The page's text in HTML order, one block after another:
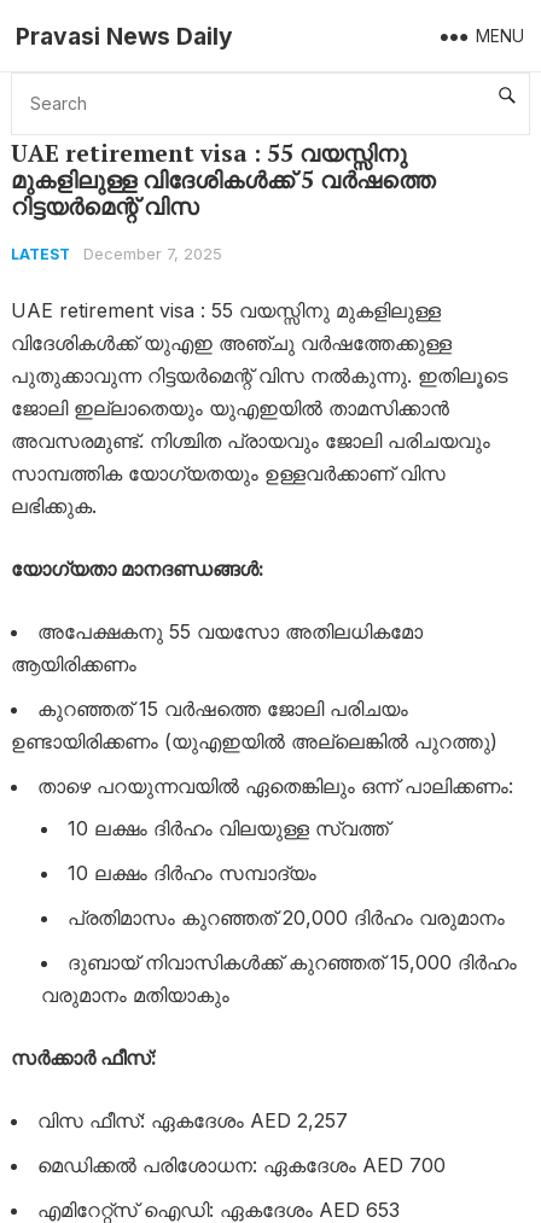
Pravasi News Daily MENU
Home Latest UAE retirement visa : 55 വയസ്സിനു മുകളിലുള്ള വിദേശികൾക്ക് 5 വർഷത്തെ റിട്ടയർമെന്റ് വിസ
UAE retirement visa : 55 വയസ്സിനു
മുകളിലുള്ള വിദേശികൾക്ക് 5 വർഷത്തെ
റിട്ടയർമെന്റ് വിസ
LATEST December 7, 2025
UAE retirement visa : 55 വയസ്സിനു മുകളിലുള്ള
വിദേശികൾക്ക് യുഎഇ അഞ്ചു വർഷത്തേക്കുള്ള
പുതുക്കാവുന്ന റിട്ടയർമെന്റ് വിസ നൽകുന്നു. ഇതിലൂടെ
ജോലി ഇല്ലാതെയും യുഎഇയിൽ താമസിക്കാൻ
അവസരമുണ്ട്. നിശ്ചിത പ്രായവും ജോലി പരിചയവും
സാമ്പത്തിക യോഗ്യതയും ഉള്ളവർക്കാണ് വിസ
ലഭിക്കുക.
യോഗ്യതാ മാനദണ്ഡങ്ങൾ:
അപേക്ഷകനു 55 വയസോ അതിലധികമോ
ആയിരിക്കണം
കുറഞ്ഞത് 15 വർഷത്തെ ജോലി പരിചയം
ഉണ്ടായിരിക്കണം (യുഎഇയിൽ അല്ലെങ്കിൽ പുറത്തു)
താഴെ പറയുന്നവയിൽ ഏതെങ്കിലും ഒന്ന് പാലിക്കണം:
10 ലക്ഷം ദിർഹം വിലയുള്ള സ്വത്ത്
10 ലക്ഷം ദിർഹം സമ്പാദ്യം
പ്രതിമാസം കുറഞ്ഞത് 20,000 ദിർഹം വരുമാനം
ദുബായ് നിവാസികൾക്ക് കുറഞ്ഞത് 15,000 ദിർഹം
വരുമാനം മതിയാകും
സർക്കാർ ഫീസ്:
വിസ ഫീസ്: ഏകദേശം AED 2,257
മെഡിക്കൽ പരിശോധന: ഏകദേശം AED 700
എമിറേറ്റ്സ് ഐഡി: ഏകദേശം AED 653